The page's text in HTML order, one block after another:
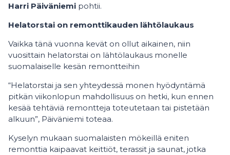
Harri Päiväniemi pohtii.
Helatorstai on remonttikauden lähtölaukaus
Vaikka tänä vuonna kevät on ollut aikainen, niin
vuosittain helatorstai on lähtölaukaus monelle
suomalaiselle kesän remontteihin
“Helatorstai ja sen yhteydessä monen hyödyntämä
pitkän viikonlopun mahdollisuus on hetki, kun ennen
kesää tehtäviä remontteja toteutetaan tai pistetään
alkuun”, Päiväniemi toteaa.
Kyselyn mukaan suomalaisten mökeillä eniten
remonttia kaipaavat keittiöt, terassit ja saunat, jotka